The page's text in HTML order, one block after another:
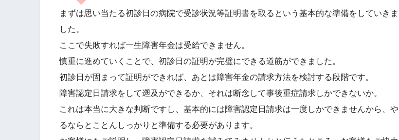
まずは思い当たる初診日の病院で受診状況等証明書を取るという基本的な準備をしていきま
した。
ここで失敗すれば一生障害年金は受給できません。
慎重に進めていくことで、初診日の証明が完璧にできる道筋ができました。
初診日が固まって証明ができれば、あとは障害年金の請求方法を検討する段階です。
障害認定日請求をして遡及ができるか、それは断念して事後重症請求しかできないか。
これは本当に大きな判断ですし、基本的には障害認定日請求は一度しかできませんから、や
るならとことんしっかりと準備する必要があります。